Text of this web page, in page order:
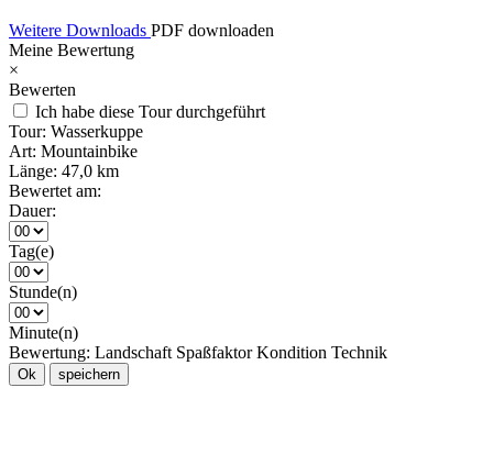
Weitere Downloads PDF downloaden
Meine Bewertung
×
Bewerten
Ich habe diese Tour durchgeführt
Tour: Wasserkuppe
Art: Mountainbike
Länge: 47,0 km
Bewertet am:
Dauer:
Tag(e)
Stunde(n)
Minute(n)
Bewertung: Landschaft Spaßfaktor Kondition Technik
Ok speichern